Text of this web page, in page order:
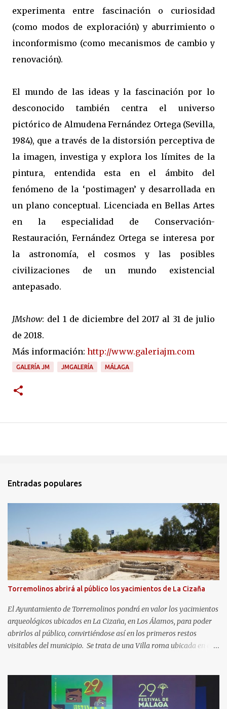
experimenta entre fascinación o curiosidad
(como modos de exploración) y aburrimiento o
inconformismo (como mecanismos de cambio y
renovación).
El mundo de las ideas y la fascinación por lo
desconocido también centra el universo
pictórico de Almudena Fernández Ortega (Sevilla,
1984), que a través de la distorsión perceptiva de
la imagen, investiga y explora los límites de la
pintura, entendida esta en el ámbito del
fenómeno de la ‘postimagen’ y desarrollada en
un plano conceptual. Licenciada en Bellas Artes
en la especialidad de Conservación-
Restauración, Fernández Ortega se interesa por
la astronomía, el cosmos y las posibles
civilizaciones de un mundo existencial
antepasado.
JMshow: del 1 de diciembre del 2017 al 31 de julio
de 2018.
Más información: http://www.galeriajm.com
GALERÍA JM JMGALERÍA MÁLAGA
Entradas populares
Torremolinos abrirá al público los yacimientos de La Cizaña
El Ayuntamiento de Torremolinos pondrá en valor los yacimientos
arqueológicos ubicados en La Cizaña, en Los Álamos, para poder
abrirlos al público, convirtiéndose así en los primeros restos
visitables del municipio. Se trata de una Villa roma ubicada en el
entre el s. I a.C. al III d.C., en el asentamiento costero se identifican
áreas residenciales, un área termal, un centro productor alfarero
que cuenta con varios hornos y un gran almacén, instalaciones de